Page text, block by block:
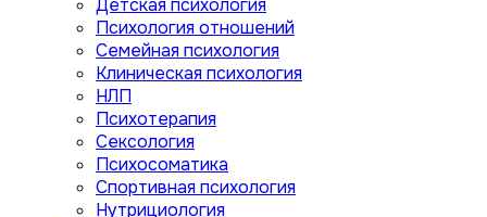
Детская психология
Психология отношений
Семейная психология
Клиническая психология
НЛП
Психотерапия
Сексология
Психосоматика
Спортивная психология
Нутрициология